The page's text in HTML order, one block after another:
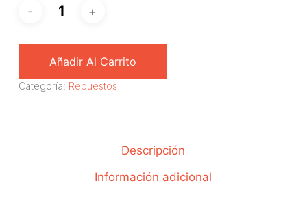
Añadir Al Carrito
Categoría: Repuestos
Descripción
Información adicional